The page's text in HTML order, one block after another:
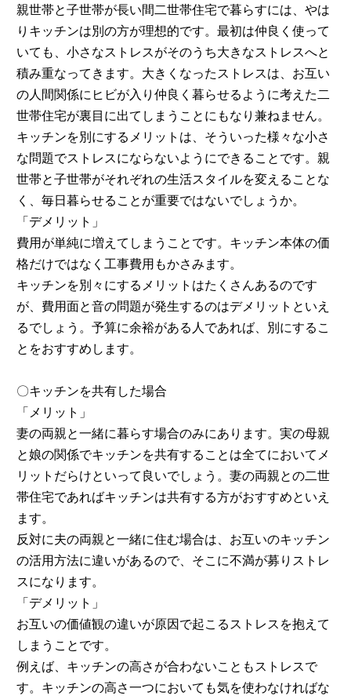
親世帯と子世帯が長い間二世帯住宅で暮らすには、やは
りキッチンは別の方が理想的です。最初は仲良く使って
いても、小さなストレスがそのうち大きなストレスへと
積み重なってきます。大きくなったストレスは、お互い
の人間関係にヒビが入り仲良く暮らせるように考えた二
世帯住宅が裏目に出てしまうことにもなり兼ねません。
キッチンを別にするメリットは、そういった様々な小さ
な問題でストレスにならないようにできることです。親
世帯と子世帯がそれぞれの生活スタイルを変えることな
く、毎日暮らせることが重要ではないでしょうか。
「デメリット」
費用が単純に増えてしまうことです。キッチン本体の価
格だけではなく工事費用もかさみます。
キッチンを別々にするメリットはたくさんあるのです
が、費用面と音の問題が発生するのはデメリットといえ
るでしょう。予算に余裕がある人であれば、別にするこ
とをおすすめします。
〇キッチンを共有した場合
「メリット」
妻の両親と一緒に暮らす場合のみにあります。実の母親
と娘の関係でキッチンを共有することは全てにおいてメ
リットだらけといって良いでしょう。妻の両親との二世
帯住宅であればキッチンは共有する方がおすすめといえ
ます。
反対に夫の両親と一緒に住む場合は、お互いのキッチン
の活用方法に違いがあるので、そこに不満が募りストレ
スになります。
「デメリット」
お互いの価値観の違いが原因で起こるストレスを抱えて
しまうことです。
例えば、キッチンの高さが合わないこともストレスで
す。キッチンの高さ一つにおいても気を使わなければな